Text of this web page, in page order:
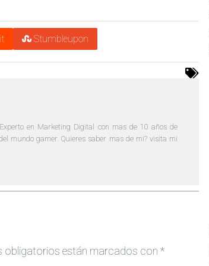
Stumbleupon
en Marketing Digital con mas de 10 años de
mundo gamer. Quieres saber mas de mi? visita mi
obligatorios están marcados con *